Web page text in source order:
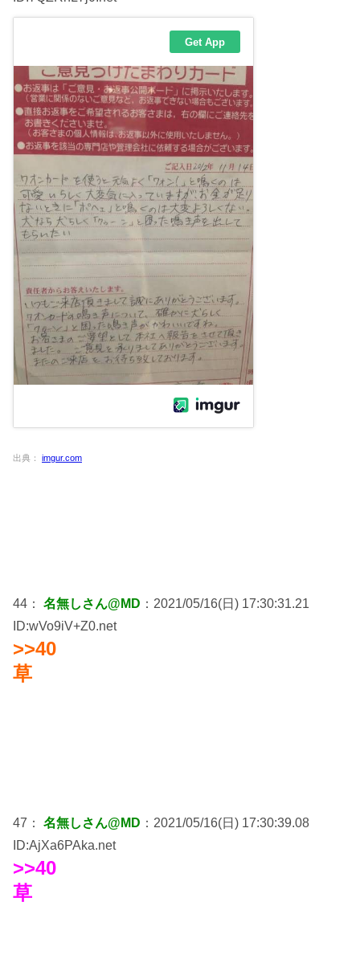
出典： imgur.com
44： 名無しさん@MD ：2021/05/16(日) 17:30:31.21
ID:wVo9iV+Z0.net
>>40
草
47： 名無しさん@MD ：2021/05/16(日) 17:30:39.08
ID:AjXa6PAka.net
>>40
草